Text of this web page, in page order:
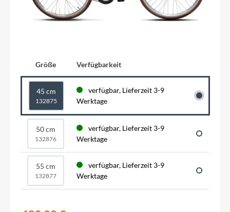
Größe Verfügbarkeit
45 cm
132875
verfügbar, Lieferzeit 3-9
Werktage
50 cm
132876
verfügbar, Lieferzeit 3-9
Werktage
55 cm
132877
verfügbar, Lieferzeit 3-9
Werktage